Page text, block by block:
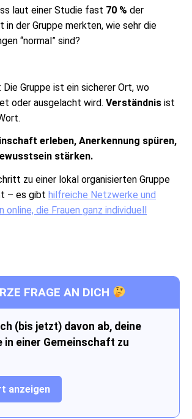
laut einer Studie fast 70 % der
der Gruppe merkten, wie sehr die
“normal” sind?
Die Gruppe ist ein sicherer Ort, wo
oder ausgelacht wird. Verständnis ist
erleben, Anerkennung spüren,
stärken.
zu einer lokal organisierten Gruppe
– es gibt hilfreiche Netzwerke und
die Frauen ganz individuell
FRAGE AN DICH
(bis jetzt) davon ab, deine
in einer Gemeinschaft zu
anzeigen